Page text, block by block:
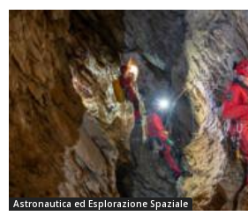
Astronautica ed Esplorazione Spaziale